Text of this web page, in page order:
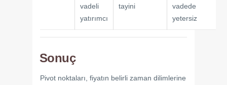
vadeli
yatırımcı
tayini
vadede
yetersiz
Sonuç
Pivot noktaları, fiyatın belirli zaman dilimlerine